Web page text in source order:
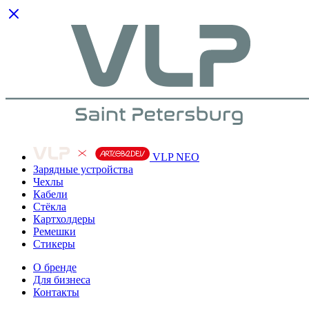
VLP NEO
Зарядные устройства
Чехлы
Кабели
Cтёкла
Картхолдеры
Ремешки
Стикеры
О бренде
Для бизнеса
Контакты